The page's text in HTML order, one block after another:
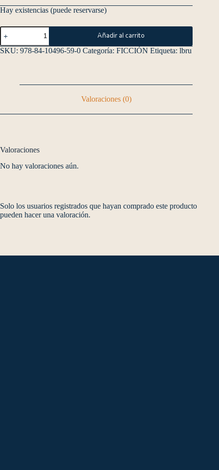
Hay existencias (puede reservarse)
Añadir al carrito
SKU: 978-84-10496-59-0 Categoría: FICCIÓN Etiqueta: lbru
Valoraciones (0)
Valoraciones
No hay valoraciones aún.
Solo los usuarios registrados que hayan comprado este producto
pueden hacer una valoración.